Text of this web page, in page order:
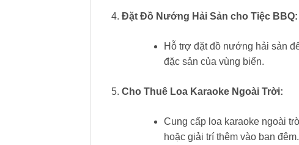
Đặt Đồ Nướng Hải Sản cho Tiệc BBQ:
Hỗ trợ đặt đồ nướng hải sản
đặc sản của vùng biển.
Cho Thuê Loa Karaoke Ngoài Trời:
Cung cấp loa karaoke ngoài
hoặc giải trí thêm vào ban đêm.